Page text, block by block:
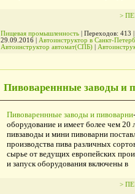
>
Пищевая промышленность| Переходов: 413 |
29.09.2016| Автоинструктор в Санкт-
Автоинструктор автомат(СПБ)
Пивовареннные заводы и
Пивовареннные заводы и пивоварни
оборудование и имеет более чем
пивзаводы и мини пивоварни
производства пива различных
сырье от ведущих европейских
и запуск оборудования включены в
>